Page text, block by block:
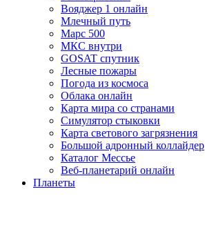
Вояджер 1 онлайн
Млечный путь
Марс 500
МКС внутри
GOSAT спутник
Лесные пожары
Погода из космоса
Облака онлайн
Карта мира со странами
Симулятор стыковки
Карта светового загрязнения
Большой адронный коллайдер
Каталог Мессье
Веб-планетарий онлайн
Планеты